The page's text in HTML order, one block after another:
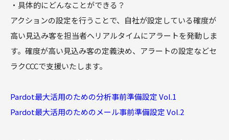
・具体的にどんなことができる？
アクションの設定を行うことで、自社が設定している確度が
高い見込み客を担当者へリアルタイムにアラートを発動しま
す。確度が高い見込み客の定義決め、アラートの設定などセ
ラクCCCで支援いたします。
Pardot最大活用のための分析事前準備設定 Vol.1
Pardot最大活用のためのメール事前準備設定 Vol.2